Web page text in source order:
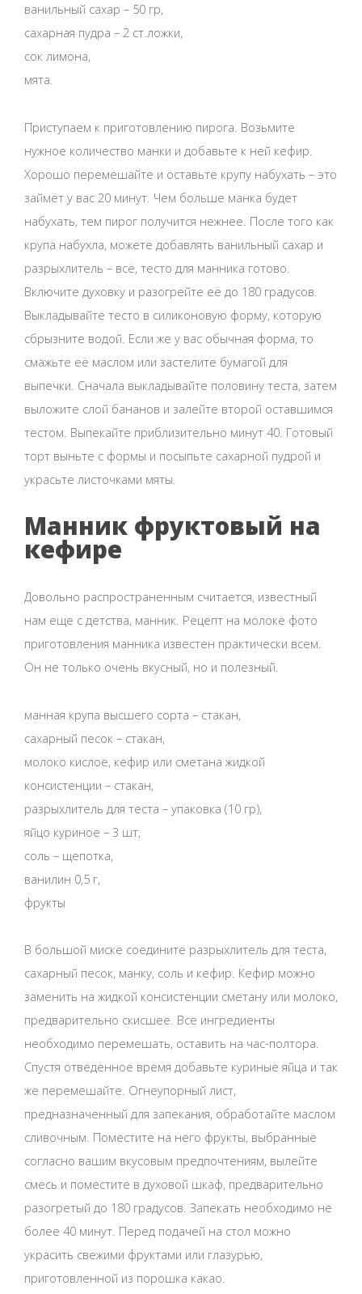
ванильный сахар – 50 гр,
сахарная пудра – 2 ст.ложки,
сок лимона,
мята.
Приступаем к приготовлению пирога. Возьмите
нужное количество манки и добавьте к ней кефир.
Хорошо перемешайте и оставьте крупу набухать – это
займёт у вас 20 минут. Чем больше манка будет
набухать, тем пирог получится нежнее. После того как
крупа набухла, можете добавлять ванильный сахар и
разрыхлитель – всё, тесто для манника готово.
Включите духовку и разогрейте её до 180 градусов.
Выкладывайте тесто в силиконовую форму, которую
сбрызните водой. Если же у вас обычная форма, то
смажьте её маслом или застелите бумагой для
выпечки. Сначала выкладывайте половину теста, затем
выложите слой бананов и залейте второй оставшимся
тестом. Выпекайте приблизительно минут 40. Готовый
торт выньте с формы и посыпьте сахарной пудрой и
украсьте листочками мяты.
Манник фруктовый на
кефире
Довольно распространенным считается, известный
нам еще с детства, манник. Рецепт на молоке фото
приготовления манника известен практически всем.
Он не только очень вкусный, но и полезный.
манная крупа высшего сорта – стакан,
сахарный песок – стакан,
молоко кислое, кефир или сметана жидкой
консистенции – стакан,
разрыхлитель для теста – упаковка (10 гр),
яйцо куриное – 3 шт,
соль – щепотка,
ванилин 0,5 г,
фрукты
В большой миске соедините разрыхлитель для теста,
сахарный песок, манку, соль и кефир. Кефир можно
заменить на жидкой консистенции сметану или молоко,
предварительно скисшее. Все ингредиенты
необходимо перемешать, оставить на час-полтора.
Спустя отведенное время добавьте куриные яйца и так
же перемешайте. Огнеупорный лист,
предназначенный для запекания, обработайте маслом
сливочным. Поместите на него фрукты, выбранные
согласно вашим вкусовым предпочтениям, вылейте
смесь и поместите в духовой шкаф, предварительно
разогретый до 180 градусов. Запекать необходимо не
более 40 минут. Перед подачей на стол можно
украсить свежими фруктами или глазурью,
приготовленной из порошка какао.